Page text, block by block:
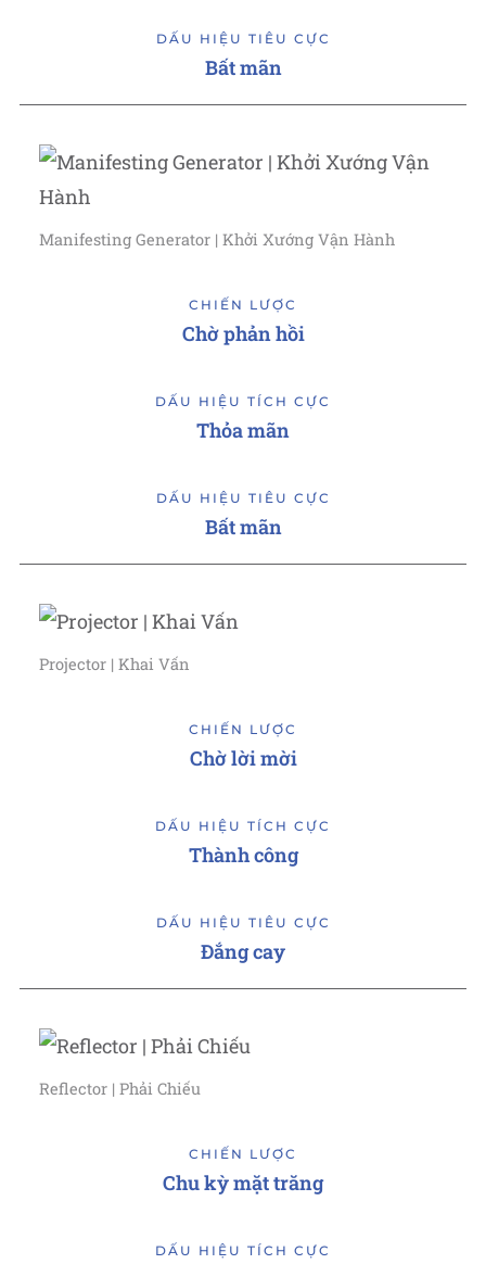
DẤU HIỆU TIÊU CỰC
Bất mãn
Manifesting Generator | Khởi Xướng Vận Hành
CHIẾN LƯỢC
Chờ phản hồi
DẤU HIỆU TÍCH CỰC
Thỏa mãn
DẤU HIỆU TIÊU CỰC
Bất mãn
Projector | Khai Vấn
CHIẾN LƯỢC
Chờ lời mời
DẤU HIỆU TÍCH CỰC
Thành công
DẤU HIỆU TIÊU CỰC
Đắng cay
Reflector | Phải Chiếu
CHIẾN LƯỢC
Chu kỳ mặt trăng
DẤU HIỆU TÍCH CỰC